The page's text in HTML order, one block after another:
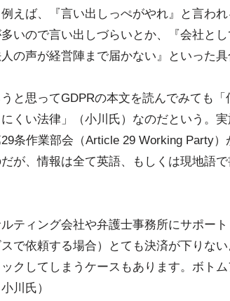
えば、『言い出しっぺがやれ』と言わ
いので言い出しづらいとか、『会社と
の声が経営陣まで届かない』といった具
と思ってGDPRの本文を読んでみても
くい法律」（小川氏）なのだという。
条作業部会（Article 29 Working Party
が、情報は全て英語、もしくは現地語
ルティング会社や弁護士事務所にサポー
で依頼する場合）とても決済が下りな
クしてしまうケースもあります。ボト
川氏）